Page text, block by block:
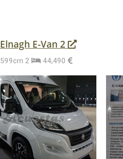
Elnagh E-Van 2
599cm 2 44,490